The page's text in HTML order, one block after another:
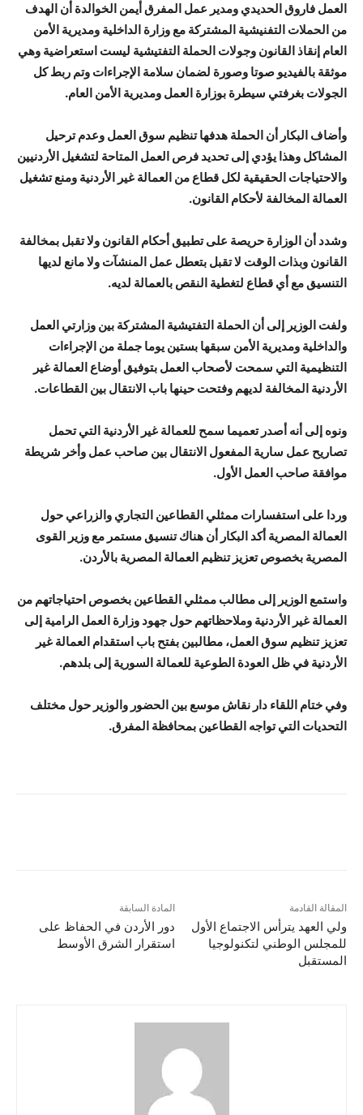
العمل فاروق الحديدي ومدير عمل المفرق أيمن الخوالدة أن الهدف
من الحملات التفنيشية المشتركة مع وزارة الداخلية ومديرية الأمن
العام إنقاذ القانون وجولات الحملة التفتيشية ليست استعراضية وهي
موثقة بالفيديو صوتا وصورة لضمان سلامة الإجراءات وتم ربط كل
الجولات بغرفتي سيطرة بوزارة العمل ومديرية الأمن العام.
وأضاف البكار أن الحملة هدفها تنظيم سوق العمل وعدم ترحيل
المشاكل وهذا يؤدي إلى تحديد فرص العمل المتاحة لتشغيل الأردنيين
والاحتياجات الحقيقية لكل قطاع من العمالة غير الأردنية ومنع تشغيل
العمالة المخالفة لأحكام القانون.
وشدد أن الوزارة حريصة على تطبيق أحكام القانون ولا تقبل بمخالفة
القانون وبذات الوقت لا تقبل بتعطل عمل المنشآت ولا مانع لديها
التنسيق مع أي قطاع لتغطية النقص بالعمالة لديه.
ولفت الوزير إلى أن الحملة التفتيشية المشتركة بين وزارتي العمل
والداخلية ومديرية الأمن سبقها بستين يوما جملة من الإجراءات
التنظيمية التي سمحت لأصحاب العمل بتوفيق أوضاع العمالة غير
الأردنية المخالفة لديهم وفتحت حينها باب الانتقال بين القطاعات.
ونوه إلى أنه أصدر تعميما سمح للعمالة غير الأردنية التي تحمل
تصاريح عمل سارية المفعول الانتقال بين صاحب عمل وأخر شريطة
موافقة صاحب العمل الأول.
وردا على استفسارات ممثلي القطاعين التجاري والزراعي حول
العمالة المصرية أكد البكار أن هناك تنسيق مستمر مع وزير القوى
المصرية بخصوص تعزيز تنظيم العمالة المصرية بالأردن.
واستمع الوزير إلى مطالب ممثلي القطاعين بخصوص احتياجاتهم من
العمالة غير الأردنية وملاحظاتهم حول جهود وزارة العمل الرامية إلى
تعزيز تنظيم سوق العمل، مطالبين بفتح باب استقدام العمالة غير
الأردنية في ظل العودة الطوعية للعمالة السورية إلى بلدهم.
وفي ختام اللقاء دار نقاش موسع بين الحضور والوزير حول مختلف
التحديات التي تواجه القطاعين بمحافظة المفرق.
المادة السابقة
دور الأردن في الحفاظ على
استقرار الشرق الأوسط
المقالة القادمة
ولي العهد يترأس الاجتماع الأول
للمجلس الوطني لتكنولوجيا
المستقبل